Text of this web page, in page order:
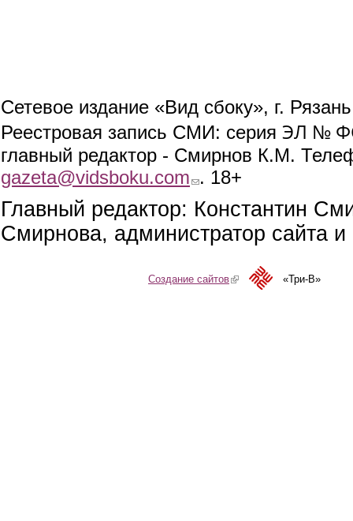
Сетевое издание «Вид сбоку», г.
Реестровая запись СМИ: серия ЭЛ №
главный редактор - Смирнов К.М.
gazeta@vidsboku.com (link sends e-mail)
. 18+
Главный редактор: Константин
Смирнова, администратор сайта
Создание сайтов(link is external)«Три-В»